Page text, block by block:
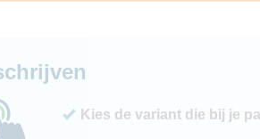
Kies de variant die bij je